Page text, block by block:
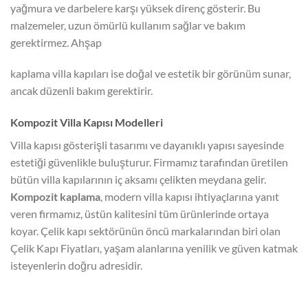
yağmura ve darbelere karşı yüksek direnç gösterir. Bu
malzemeler, uzun ömürlü kullanım sağlar ve bakım
gerektirmez. Ahşap
kaplama villa kapıları ise doğal ve estetik bir görünüm sunar,
ancak düzenli bakım gerektirir.
Kompozit Villa Kapısı Modelleri
Villa kapısı gösterişli tasarımı ve dayanıklı yapısı sayesinde
estetiği güvenlikle buluşturur. Firmamız tarafından üretilen
bütün villa kapılarının iç aksamı çelikten meydana gelir.
Kompozit kaplama, modern villa kapısı ihtiyaçlarına yanıt
veren firmamız, üstün kalitesini tüm ürünlerinde ortaya
koyar. Çelik kapı sektörünün öncü markalarından biri olan
Çelik Kapı Fiyatları, yaşam alanlarına yenilik ve güven katmak
isteyenlerin doğru adresidir.